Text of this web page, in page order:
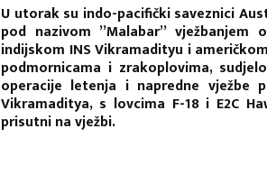
U utorak su indo-pacifički saveznici
pod nazivom ”Malabar”
indijskom INS Vikramadityu i
podmornicama i zrakoplovima,
operacije letenja i napredne vježbe
Vikramaditya, s lovcima F-18 i E2C
prisutni na vježbi.